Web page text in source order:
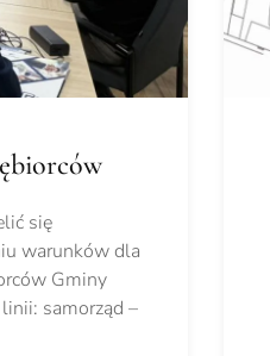
się
warunków dla
Gminy
samorząd –